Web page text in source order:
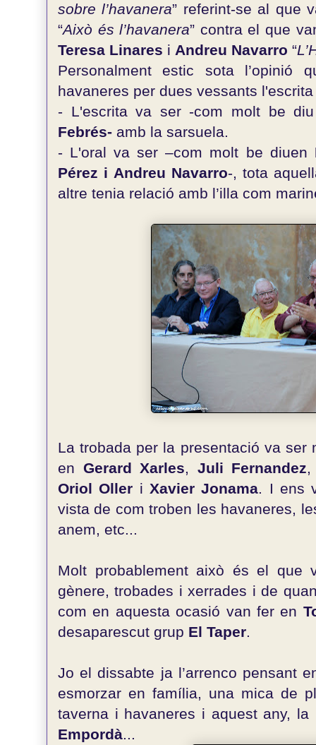
sobre l’havanera” referint-se al que
“Això és l’havanera” contra el que
Teresa Linares i Andreu Navarro “
Personalment estic sota l’opinió
havaneres per dues vessants
- L'escrita va ser -com molt be
Febrés- amb la sarsuela.
- L'oralva ser –com molt be diuen
Pérez i Andreu Navarro-, tota
altre tenia relació amb l’illa com
La trobada per la presentació va ser
en Gerard Xarles, Juli Fernandez
Oriol Oller iXavier Jonama. I ens
vista de com troben les havaneres,
anem, etc...
Molt probablement això és el que
gènere, trobades i xerrades i de
com en aquesta ocasió van fer en
desaparescut grup El Taper.
Jo el dissabte ja l’arrenco pensant
esmorzar en família, una mica de
taverna i havaneres i aquest any,
Empordà...